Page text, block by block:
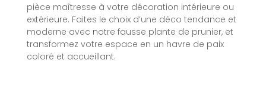
pièce maîtresse à votre décoration intérieure ou
extérieure. Faites le choix d’une déco tendance et
moderne avec notre fausse plante de prunier, et
transformez votre espace en un havre de paix
coloré et accueillant.